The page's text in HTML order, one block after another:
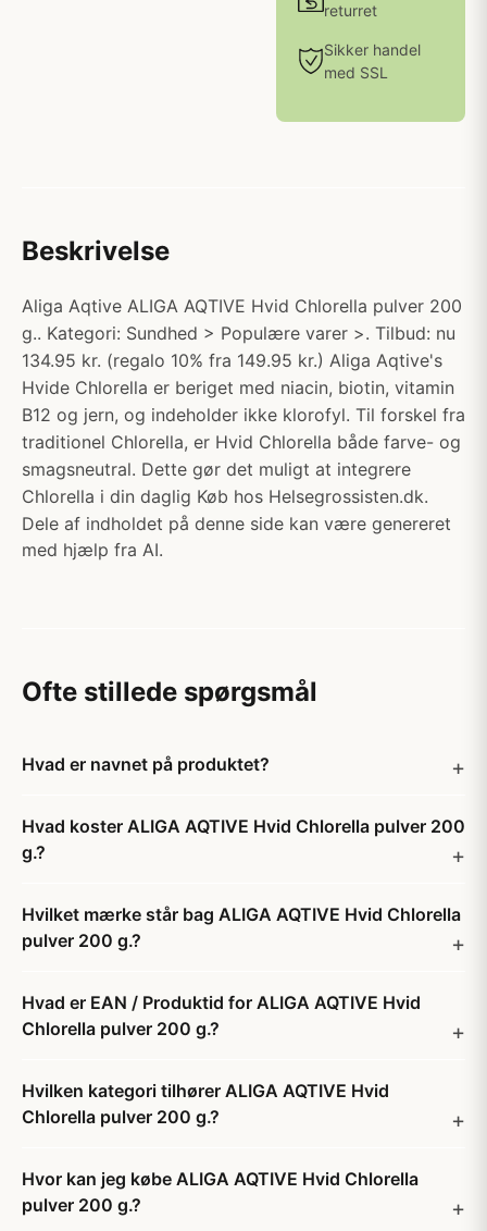
returret
Sikker handel
med SSL
Beskrivelse
Aliga Aqtive ALIGA AQTIVE Hvid Chlorella pulver 200
g.. Kategori: Sundhed > Populære varer >. Tilbud: nu
134.95 kr. (regalo 10% fra 149.95 kr.) Aliga Aqtive's
Hvide Chlorella er beriget med niacin, biotin, vitamin
B12 og jern, og indeholder ikke klorofyl. Til forskel fra
traditionel Chlorella, er Hvid Chlorella både farve- og
smagsneutral. Dette gør det muligt at integrere
Chlorella i din daglig Køb hos Helsegrossisten.dk.
Dele af indholdet på denne side kan være genereret
med hjælp fra AI.
Ofte stillede spørgsmål
Hvad er navnet på produktet?
Hvad koster ALIGA AQTIVE Hvid Chlorella pulver 200
g.?
Hvilket mærke står bag ALIGA AQTIVE Hvid Chlorella
pulver 200 g.?
Hvad er EAN / Produktid for ALIGA AQTIVE Hvid
Chlorella pulver 200 g.?
Hvilken kategori tilhører ALIGA AQTIVE Hvid
Chlorella pulver 200 g.?
Hvor kan jeg købe ALIGA AQTIVE Hvid Chlorella
pulver 200 g.?